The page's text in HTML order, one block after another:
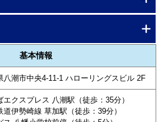
基本情報
八潮市中央4-11-1 ハローリングスビル 2F
エクスプレス 八潮駅（徒歩：35分）
道伊勢崎線 草加駅（徒歩：39分）